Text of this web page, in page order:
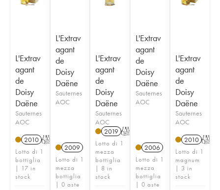
L'Extrav
agant
de
Doisy
Daëne
Sauternes
AOC
2010 T
Lotto di 1
bottiglia
| 17 in
stock
L'Extrav
agant
de
Doisy
Daëne
Sauternes
AOC
2009
Lotto di 1
mezza
bottiglia
| 0 aste
L'Extrav
agant
de
Doisy
Daëne
Sauternes
AOC
2019 T
Lotto di 1
mezza
bottiglia
| 8 in
stock
L'Extrav
agant
de
Doisy
Daëne
Sauternes
AOC
2006
Lotto di 1
mezza
bottiglia
| 0 aste
L'Extrav
agant
de
Doisy
Daëne
Sauternes
AOC
2010 T
Lotto di 1
magnum
| 3 in
stock